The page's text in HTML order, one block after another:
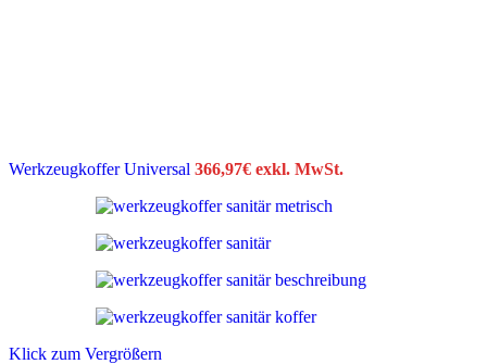
Werkzeugkoffer Universal 366,97€ exkl. MwSt.
Klick zum Vergrößern